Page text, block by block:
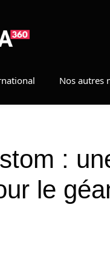
Nos autres
:
le